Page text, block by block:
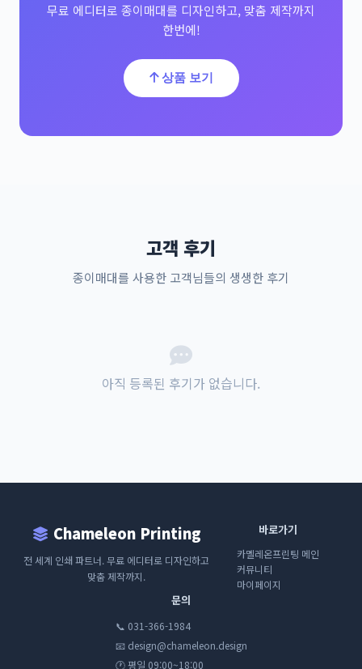
무료 에디터로 종이매대를 디자인하고, 맞춤 제작까지
한번에!
상품 보기
고객 후기
종이매대를 사용한 고객님들의 생생한 후기
아직 등록된 후기가 없습니다.
Chameleon Printing
전 세계 인쇄 파트너. 무료 에디터로 디자인하고
맞춤 제작까지.
바로가기
카멜레온프린팅 메인
커뮤니티
마이페이지
문의
📞 031-366-1984
📧 design@chameleon.design
🕐 평일 09:00~18:00